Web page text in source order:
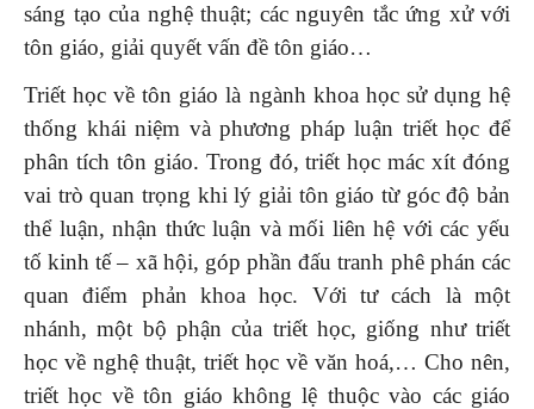
sáng tạo của nghệ thuật; các nguyên tắc ứng xử với
tôn giáo, giải quyết vấn đề tôn giáo…
Triết học về tôn giáo là ngành khoa học sử dụng hệ
thống khái niệm và phương pháp luận triết học để
phân tích tôn giáo. Trong đó, triết học mác xít đóng
vai trò quan trọng khi lý giải tôn giáo từ góc độ bản
thể luận, nhận thức luận và mối liên hệ với các yếu
tố kinh tế – xã hội, góp phần đấu tranh phê phán các
quan điểm phản khoa học. Với tư cách là một
nhánh, một bộ phận của triết học, giống như triết
học về nghệ thuật, triết học về văn hoá,… Cho nên,
triết học về tôn giáo không lệ thuộc vào các giáo